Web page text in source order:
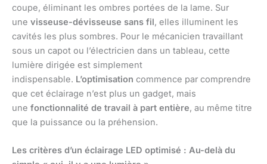
coupe, éliminant les ombres portées de la lame. Sur
une visseuse-dévisseuse sans fil, elles illuminent les
cavités les plus sombres. Pour le mécanicien travaillant
sous un capot ou l’électricien dans un tableau, cette
lumière dirigée est simplement
indispensable. L’optimisation commence par comprendre
que cet éclairage n’est plus un gadget, mais
une fonctionnalité de travail à part entière, au même titre
que la puissance ou la préhension.
Les critères d’un éclairage LED optimisé : Au-delà du